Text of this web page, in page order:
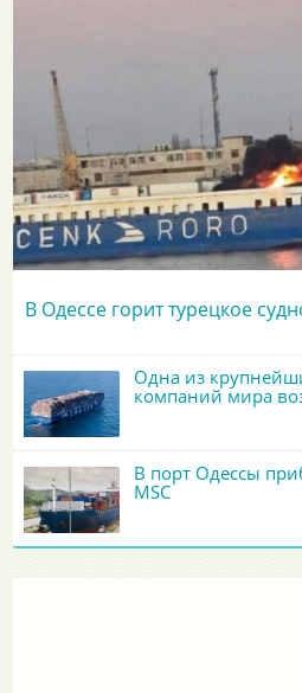
В Одессе горит турецкое
Одна из
компаний мира
В порт Одессы
MSC